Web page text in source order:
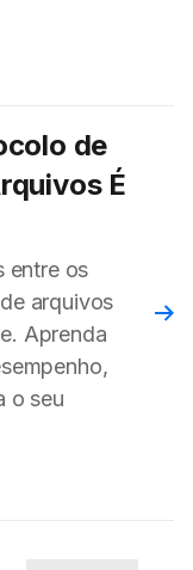
de
É
entre os
arquivos
Aprenda
o seu